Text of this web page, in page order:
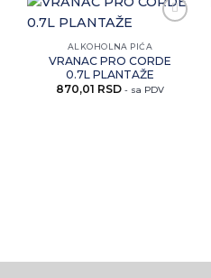
artikal
ALKOHOLNA PIĆA
VRANAC PRO CORDE
0.7L PLANTAŽE
870,01 RSD - sa PDV